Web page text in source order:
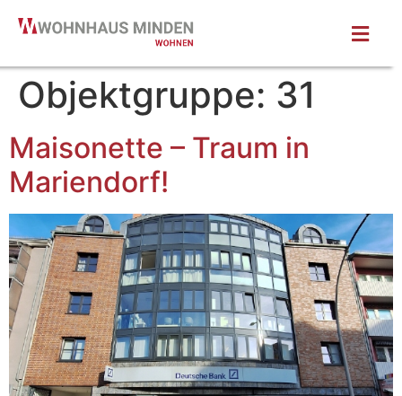
Objektgruppe: 31
Maisonette – Traum in
Mariendorf!